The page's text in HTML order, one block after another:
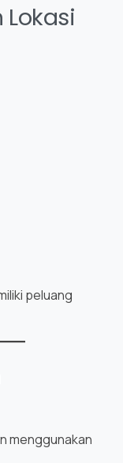
peluang
menggunakan